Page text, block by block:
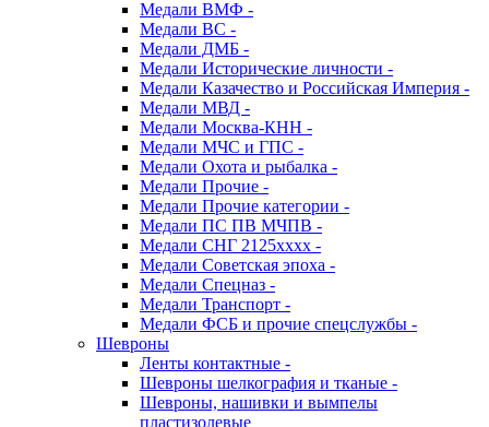
Медали ВМФ -
Медали ВС -
Медали ДМБ -
Медали Исторические личности -
Медали Казачество и Российская Империя -
Медали МВД -
Медали Москва-КНН -
Медали МЧС и ГПС -
Медали Охота и рыбалка -
Медали Прочие -
Медали Прочие категории -
Медали ПС ПВ МЧПВ -
Медали СНГ 2125хххх -
Медали Советская эпоха -
Медали Спецназ -
Медали Транспорт -
Медали ФСБ и прочие спецслужбы -
Шевроны
Ленты контактные -
Шевроны шелкография и тканые -
Шевроны, нашивки и вымпелы
пластизолевые